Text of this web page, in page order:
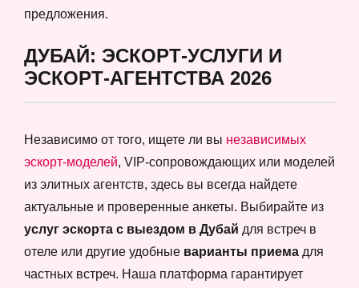
предложения.
ДУБАЙ: ЭСКОРТ-УСЛУГИ И
ЭСКОРТ-АГЕНТСТВА 2026
Независимо от того, ищете ли вы независимых
эскорт-моделей, VIP-сопровождающих или моделей
из элитных агентств, здесь вы всегда найдете
актуальные и проверенные анкеты. Выбирайте из
услуг эскорта с выездом в Дубай для встреч в
отеле или другие удобные варианты приема для
частных встреч. Наша платформа гарантирует